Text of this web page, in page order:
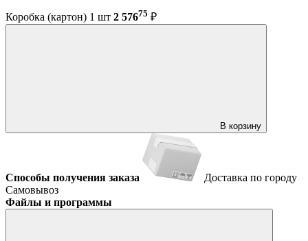
Коробка (картон) 1 шт 2 57675 ₽
В корзину
Способы получения заказа
Доставка по городу
Самовывоз
Файлы и программы